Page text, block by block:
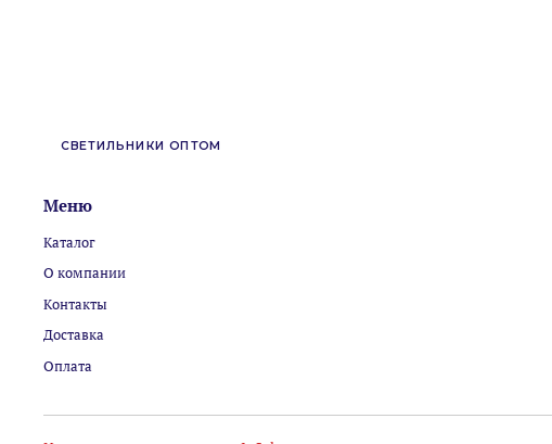
СВЕТИЛЬНИКИ ОПТОМ
Меню
Каталог
О компании
Контакты
Доставка
Оплата